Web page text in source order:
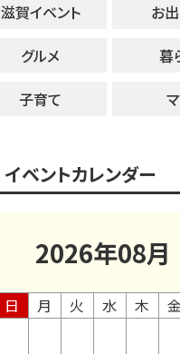
滋賀イベント
お
グルメ
暮
子育て
イベントカレンダー
2026年08月
日
月 火 水 木 金